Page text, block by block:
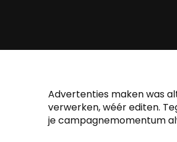
Advertenties maken was
verwerken, wéér editen.
je campagnemomentum